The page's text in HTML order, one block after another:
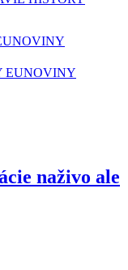
EUNOVINY
naživo ale